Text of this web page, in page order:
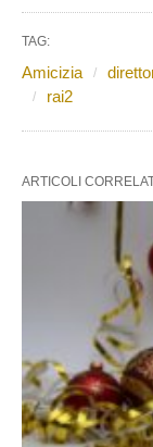
TAG:
Amicizia
rai2
ARTICOLI